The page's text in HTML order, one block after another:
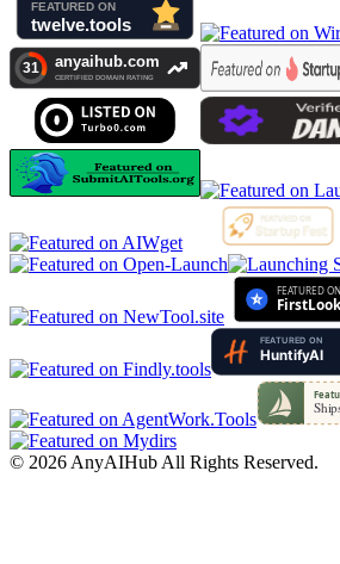
© 2026 AnyAIHub All Rights Reserved.